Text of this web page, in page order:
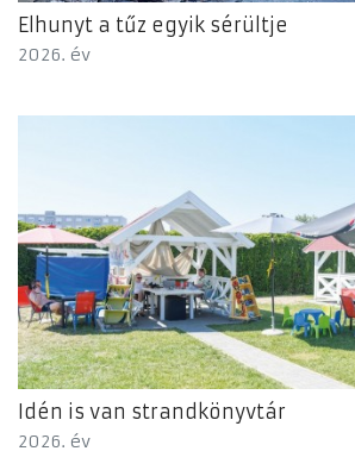
Elhunyt a tűz egyik sérültje
2026. év
Idén is van strandkönyvtár
2026. év